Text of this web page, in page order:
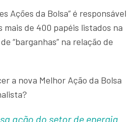
Ações da Bolsa” é responsável
de 400 papéis listados na
“barganhas” na relação de
a nova Melhor Ação da Bolsa
ação do setor de energia